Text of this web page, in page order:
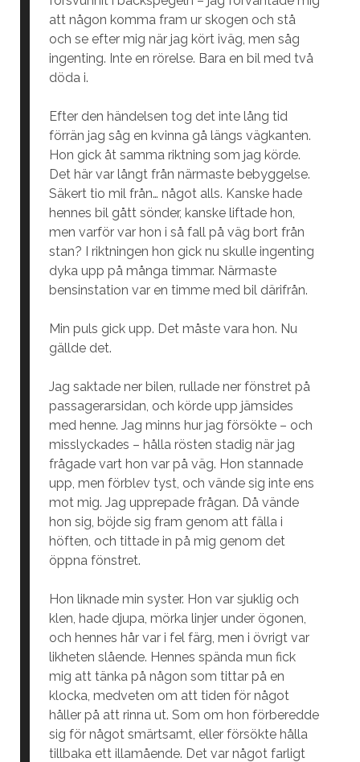
att någon komma fram ur skogen och stå
och se efter mig när jag kört iväg, men såg
ingenting. Inte en rörelse. Bara en bil med två
döda i.
Efter den händelsen tog det inte lång tid
förrän jag såg en kvinna gå längs vägkanten.
Hon gick åt samma riktning som jag körde.
Det här var långt från närmaste bebyggelse.
Säkert tio mil från… något alls. Kanske hade
hennes bil gått sönder, kanske liftade hon,
men varför var hon i så fall på väg bort från
stan? I riktningen hon gick nu skulle ingenting
dyka upp på många timmar. Närmaste
bensinstation var en timme med bil därifrån.
Min puls gick upp. Det måste vara hon. Nu
gällde det.
Jag saktade ner bilen, rullade ner fönstret på
passagerarsidan, och körde upp jämsides
med henne. Jag minns hur jag försökte – och
misslyckades – hålla rösten stadig när jag
frågade vart hon var på väg. Hon stannade
upp, men förblev tyst, och vände sig inte ens
mot mig. Jag upprepade frågan. Då vände
hon sig, böjde sig fram genom att fälla i
höften, och tittade in på mig genom det
öppna fönstret.
Hon liknade min syster. Hon var sjuklig och
klen, hade djupa, mörka linjer under ögonen,
och hennes hår var i fel färg, men i övrigt var
likheten slående. Hennes spända mun fick
mig att tänka på någon som tittar på en
klocka, medveten om att tiden för något
håller på att rinna ut. Som om hon förberedde
sig för något smärtsamt, eller försökte hålla
tillbaka ett illamående. Det var något farligt